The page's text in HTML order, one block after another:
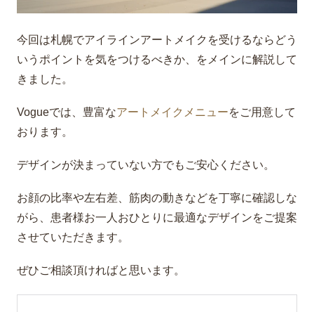
今回は札幌でアイラインアートメイクを受けるならどう
いうポイントを気をつけるべきか、をメインに解説して
きました。
Vogueでは、豊富なアートメイクメニューをご用意して
おります。
デザインが決まっていない方でもご安心ください。
お顔の比率や左右差、筋肉の動きなどを丁寧に確認しな
がら、患者様お一人おひとりに最適なデザインをご提案
させていただきます。
ぜひご相談頂ければと思います。